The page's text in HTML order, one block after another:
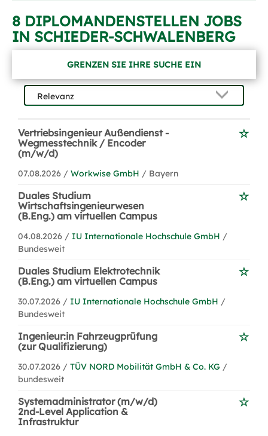
8 DIPLOMANDENSTELLEN JOBS
IN SCHIEDER-SCHWALENBERG
GRENZEN SIE IHRE SUCHE EIN
Vertriebsingenieur Außendienst -
Wegmesstechnik / Encoder
(m/w/d)
07.08.2026 / Workwise GmbH / Bayern
Duales Studium
Wirtschaftsingenieurwesen
(B.Eng.) am virtuellen Campus
04.08.2026 / IU Internationale Hochschule GmbH /
Bundesweit
Duales Studium Elektrotechnik
(B.Eng.) am virtuellen Campus
30.07.2026 / IU Internationale Hochschule GmbH /
Bundesweit
Ingenieur:in Fahrzeugprüfung
(zur Qualifizierung)
30.07.2026 / TÜV NORD Mobilität GmbH & Co. KG /
bundesweit
Systemadministrator (m/w/d)
2nd-Level Application &
Infrastruktur